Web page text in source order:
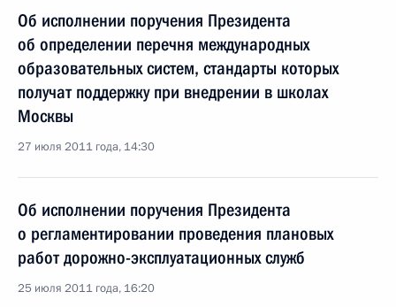
Об исполнении поручения Президента
об определении перечня международных
образовательных систем, стандарты которых
получат поддержку при внедрении в школах
Москвы
27 июля 2011 года, 14:30
Об исполнении поручения Президента
о регламентировании проведения плановых
работ дорожно-эксплуатационных служб
25 июля 2011 года, 16:20